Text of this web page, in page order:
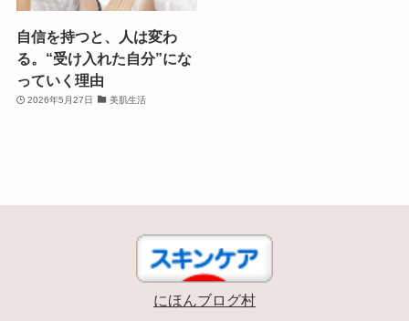
自信を持つと、人は変わ
る。“受け入れた自分”にな
っていく理由
2026年5月27日 美肌生活
にほんブログ村